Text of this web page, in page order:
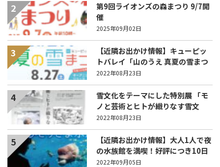
2
第9回ライオンズの森まつり 9/7開
催
2025年09月02日
3
【近隣お出かけ情報】キューピッ
トバレイ「山のうえ 真夏の雪まつ
り」 27日(土)に開催！
2022年08月23日
4
雪文化をテーマにした特別展 「モ
ノと芸術とヒトが織りなす雪文
化」9月6日から
2022年08月23日
5
【近隣お出かけ情報】大人1人で夜
の水族館を満喫！好評につき10日
（土）も開催！
2022年09月05日